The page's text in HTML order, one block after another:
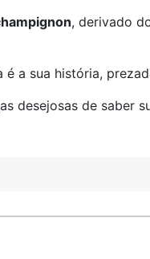
, derivado
é a sua história,
desejosas de saber